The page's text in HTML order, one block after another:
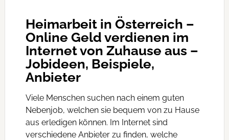
Heimarbeit in Österreich –
Online Geld verdienen im
Internet von Zuhause aus –
Jobideen, Beispiele,
Anbieter
Viele Menschen suchen nach einem guten
Nebenjob, welchen sie bequem von zu Hause
aus erledigen können. Im Internet sind
verschiedene Anbieter zu finden, welche